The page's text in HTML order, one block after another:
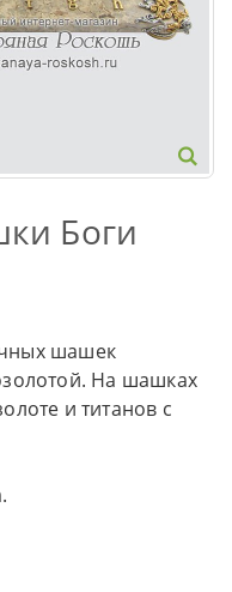
Боги
шашек
На шашках
и титанов с